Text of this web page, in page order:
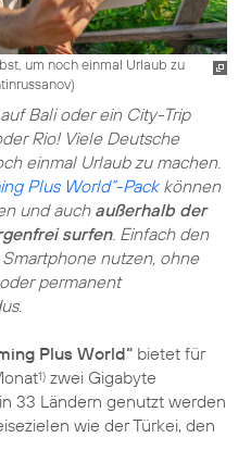
um noch einmal Urlaub zu
)
Bali oder ein City-Trip
Rio! Viele Deutsche
einmal Urlaub zu machen.
Plus World“-Packkönnen
und auch außerhalb der
surfen. Einfach den
nutzen, ohne
permanent
Plus World“ bietet für
1) zwei Gigabyte
33 Ländern genutzt werden
wie der Türkei, den